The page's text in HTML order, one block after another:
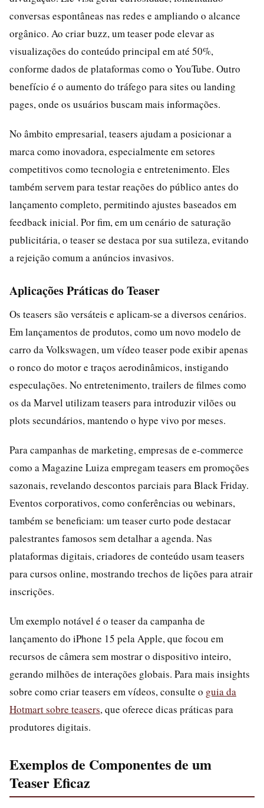
conversas espontâneas nas redes e ampliando o alcance
orgânico. Ao criar buzz, um teaser pode elevar as
visualizações do conteúdo principal em até 50%,
conforme dados de plataformas como o YouTube. Outro
benefício é o aumento do tráfego para sites ou landing
pages, onde os usuários buscam mais informações.
No âmbito empresarial, teasers ajudam a posicionar a
marca como inovadora, especialmente em setores
competitivos como tecnologia e entretenimento. Eles
também servem para testar reações do público antes do
lançamento completo, permitindo ajustes baseados em
feedback inicial. Por fim, em um cenário de saturação
publicitária, o teaser se destaca por sua sutileza, evitando
a rejeição comum a anúncios invasivos.
Aplicações Práticas do Teaser
Os teasers são versáteis e aplicam-se a diversos cenários.
Em lançamentos de produtos, como um novo modelo de
carro da Volkswagen, um vídeo teaser pode exibir apenas
o ronco do motor e traços aerodinâmicos, instigando
especulações. No entretenimento, trailers de filmes como
os da Marvel utilizam teasers para introduzir vilões ou
plots secundários, mantendo o hype vivo por meses.
Para campanhas de marketing, empresas de e-commerce
como a Magazine Luiza empregam teasers em promoções
sazonais, revelando descontos parciais para Black Friday.
Eventos corporativos, como conferências ou webinars,
também se beneficiam: um teaser curto pode destacar
palestrantes famosos sem detalhar a agenda. Nas
plataformas digitais, criadores de conteúdo usam teasers
para cursos online, mostrando trechos de lições para atrair
inscrições.
Um exemplo notável é o teaser da campanha de
lançamento do iPhone 15 pela Apple, que focou em
recursos de câmera sem mostrar o dispositivo inteiro,
gerando milhões de interações globais. Para mais insights
sobre como criar teasers em vídeos, consulte o guia da
Hotmart sobre teasers, que oferece dicas práticas para
produtores digitais.
Exemplos de Componentes de um
Teaser Eficaz